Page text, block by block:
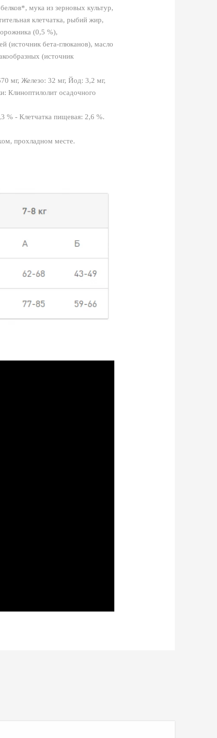
мука из зерновых культур,
клетчатка, рыбий жир,
(0,5 %),
(источник бета-глюканов), масло
(источник
мг, Железо: 32 мг, Йод: 3,2 мг,
Клиноптилолит осадочного
% - Клетчатка пищевая: 2,6 %.
прохладном месте.